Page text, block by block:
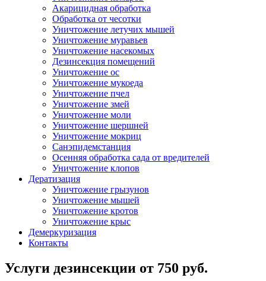
Акарицидная обработка
Обработка от чесотки
Уничтожение летучих мышей
Уничтожение муравьев
Уничтожение насекомых
Дезинсекция помещений
Уничтожение ос
Уничтожение мукоеда
Уничтожение пчел
Уничтожение змей
Уничтожение моли
Уничтожение шершней
Уничтожение мокриц
Санэпидемстанция
Осенняя обработка сада от вредителей
Уничтожение клопов
Дератизация
Уничтожение грызунов
Уничтожение мышей
Уничтожение кротов
Уничтожение крыс
Демеркуризация
Контакты
Услуги дезинсекции от 750 руб.